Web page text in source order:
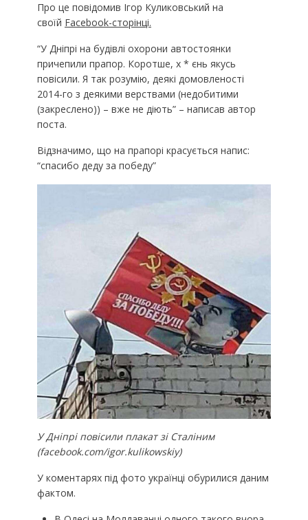
Про це повідомив Ігор Куликовський на
своїй Facebook-сторінці.
“У Дніпрі на будівлі охорони автостоянки
причепили прапор. Коротше, х * єнь якусь
повісили. Я так розумію, деякі домовленості
2014-го з деякими верствами (недобитими
(закреслено)) – вже не діють” – написав автор
поста.
Відзначимо, що на прапорі красується напис:
“спасибо деду за победу”
У Дніпрі повісили плакат зі Сталіним
(facebook.com/igor.kulikowskiy)
У коментарях під фото українці обурилися даним
фактом.